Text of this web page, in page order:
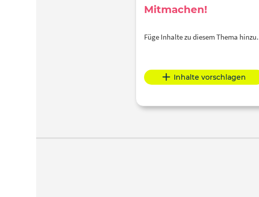
Mitmachen!
Füge Inhalte zu diesem Thema
Inhalte vorschlagen